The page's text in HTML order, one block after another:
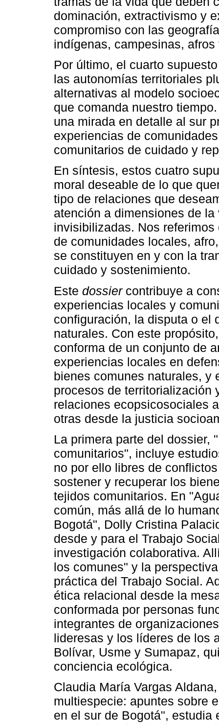
dominación, extractivismo y
compromiso con las
indígenas, campesinas, afros
Por último, el cuarto
las autonomías territoriales
alternativas al modelo
que comanda nuestro
una mirada en detalle al sur
experiencias de
comunitarios de cuidado y
En síntesis, estos cuatro
moral deseable de lo que
tipo de relaciones que
atención a dimensiones de
invisibilizadas. Nos
de comunidades locales,
se constituyen en y con la
cuidado y sostenimiento.
Este dossiercontribuye a
experiencias locales y
configuración, la disputa o el
naturales. Con este
conforma de un conjunto de
experiencias locales en
bienes comunes naturales, y
procesos de territorialización
relaciones ecopsicosociales
otras desde la justicia
La primera parte del dossier,
comunitarios", incluye
no por ello libres de
sostener y recuperar los
tejidos comunitarios. En
común, más allá de lo
Bogotá", Dolly Cristina
desde y para el Trabajo
investigación colaborativa.
los comunes" y la
práctica del Trabajo Social.
ética relacional desde la
conformada por personas
integrantes de
lideresas y los líderes de los
Bolívar, Usme y Sumapaz,
conciencia ecológica.
Claudia María Vargas
multiespecie: apuntes sobre
en el sur de Bogotá", estudia